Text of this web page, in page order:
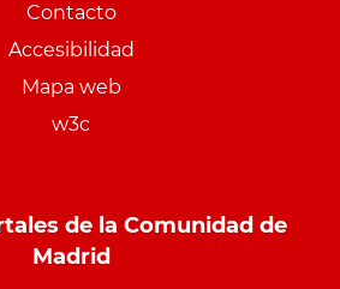
Contacto
Accesibilidad
Mapa web
w3c
de la Comunidad de
Madrid